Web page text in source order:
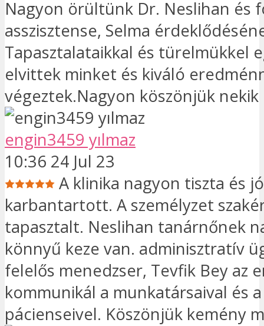
Nagyon örültünk Dr. Neslihan és
asszisztense, Selma
Tapasztalataikkal és türelmükkel
elvittek minket és kiváló
végeztek.Nagyon köszönjük nekik
engin3459 yılmaz
10:36 24 Jul 23
A klinika nagyon tiszta és
karbantartott. A személyzet
tapasztalt. Neslihan tanárnőnek
könnyű keze van. adminisztratív
felelős menedzser, Tevfik Bey az
kommunikál a munkatársaival és a
pácienseivel. Köszönjük kemény